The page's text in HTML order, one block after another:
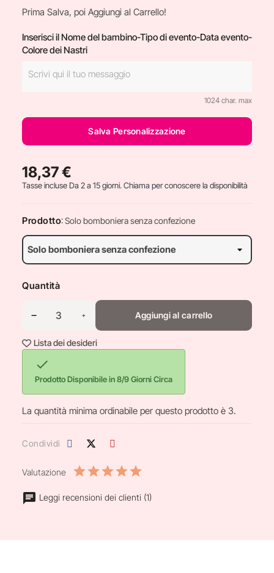
Prima Salva, poi Aggiungi al Carrello!
Inserisci il Nome del bambino-Tipo di evento-Data evento-
Colore dei Nastri
1024 char. max
Salva Personalizzazione
18,37 €
Tasse incluseDa 2 a 15 giorni. Chiama per conoscere la disponibilità
Prodotto: Solo bomboniera senza confezione
Quantità
Aggiungi al carrello
Lista dei desideri

Prodotto Disponibile in 8/9 Giorni Circa
La quantità minima ordinabile per questo prodotto è 3.
Condividi
Valutazione
Leggi recensioni dei clienti (1)